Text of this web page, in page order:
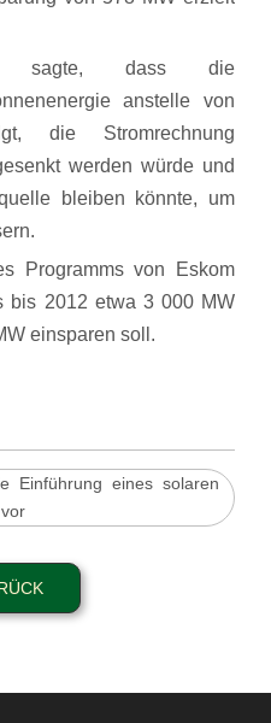
sagte, dass die
anstelle von
die Stromrechnung
werden würde und
bleiben könnte, um
Programms von Eskom
bis 2012 etwa 3 000 MW
einsparen soll.
Einführung eines solaren